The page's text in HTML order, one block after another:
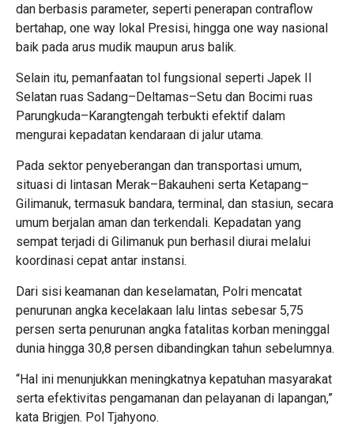
dan berbasis parameter, seperti penerapan contraflow
bertahap, one way lokal Presisi, hingga one way nasional
baik pada arus mudik maupun arus balik.
Selain itu, pemanfaatan tol fungsional seperti Japek II
Selatan ruas Sadang–Deltamas–Setu dan Bocimi ruas
Parungkuda–Karangtengah terbukti efektif dalam
mengurai kepadatan kendaraan di jalur utama.
Pada sektor penyeberangan dan transportasi umum,
situasi di lintasan Merak–Bakauheni serta Ketapang–
Gilimanuk, termasuk bandara, terminal, dan stasiun, secara
umum berjalan aman dan terkendali. Kepadatan yang
sempat terjadi di Gilimanuk pun berhasil diurai melalui
koordinasi cepat antar instansi.
Dari sisi keamanan dan keselamatan, Polri mencatat
penurunan angka kecelakaan lalu lintas sebesar 5,75
persen serta penurunan angka fatalitas korban meninggal
dunia hingga 30,8 persen dibandingkan tahun sebelumnya.
“Hal ini menunjukkan meningkatnya kepatuhan masyarakat
serta efektivitas pengamanan dan pelayanan di lapangan,”
kata Brigjen. Pol Tjahyono.